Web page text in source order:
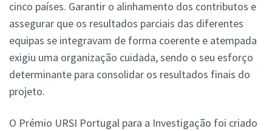
cinco países. Garantir o alinhamento dos contributos e
assegurar que os resultados parciais das diferentes
equipas se integravam de forma coerente e atempada
exigiu uma organização cuidada, sendo o seu esforço
determinante para consolidar os resultados finais do
projeto.
O Prémio URSI Portugal para a Investigação foi criado